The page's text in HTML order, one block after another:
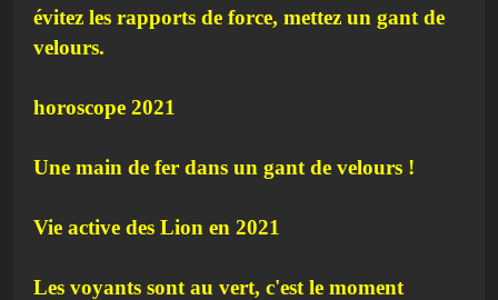
évitez les rapports de force, mettez un gant de
velours.
horoscope 2021
Une main de fer dans un gant de velours !
Vie active des Lion en 2021
Les voyants sont au vert, c'est le moment